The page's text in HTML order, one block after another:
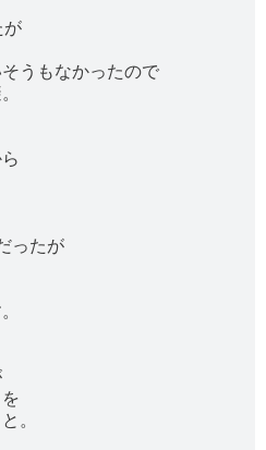
が
うもなかったので
ったが
。